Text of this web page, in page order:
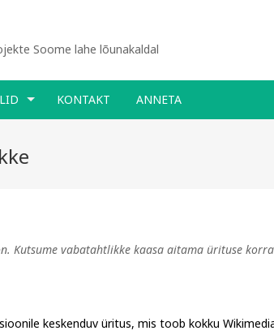
Soome lahe lõunakaldal
KONTAKT ANNETA
Kutsume vabatahtlikke kaasa aitama ürituse
keskenduv üritus, mis toob kokku